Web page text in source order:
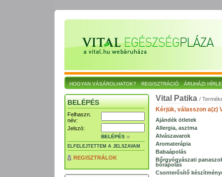
HOGYAN VÁSÁROLHATOK? REGISZTRÁCIÓ ÁRUHÁZI
BELÉPÉS
Felhaszn.
név:
Jelszó:
BELÉPÉS
ELFELEJTETTEM A JELSZAVAM
REGISZTRÁLOK
Vital Patika /
Kérjük, válasszon a(z)
Ajándék ötletek
Allergia, asztma
Alvászavarok
Aromaterápia
Babaápolás
Bőrgyógyászati
bőrápolás
Csonterősítő